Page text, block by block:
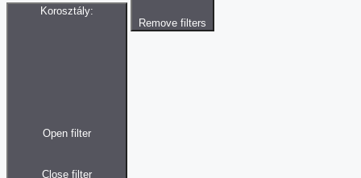
Korosztály:
Open filter
Close filter
Remove filters